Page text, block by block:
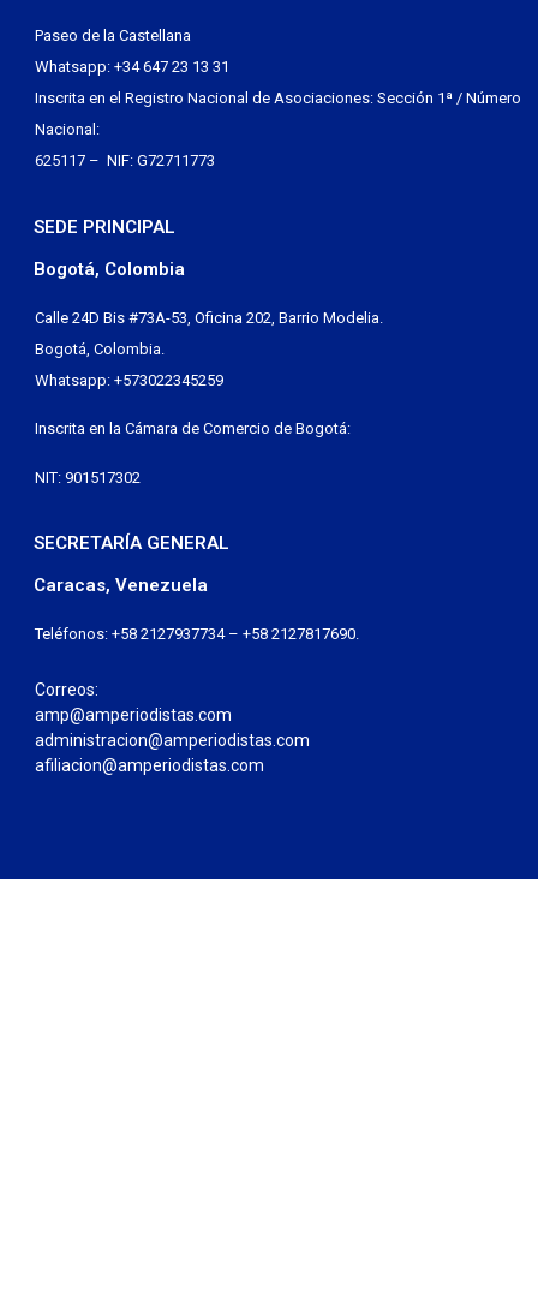
Paseo de la Castellana
Whatsapp: +34 647 23 13 31
Inscrita en el Registro Nacional de Asociaciones: Sección 1ª / Número
Nacional:
625117 – NIF: G72711773
SEDE PRINCIPAL
Bogotá, Colombia
Calle 24D Bis #73A-53, Oficina 202, Barrio Modelia.
Bogotá, Colombia.
Whatsapp: +573022345259
Inscrita en la Cámara de Comercio de Bogotá:
NIT: 901517302
SECRETARÍA GENERAL
Caracas, Venezuela
Teléfonos: +58 2127937734 – +58 2127817690.
Correos:
amp@amperiodistas.com
administracion@amperiodistas.com
afiliacion@amperiodistas.com